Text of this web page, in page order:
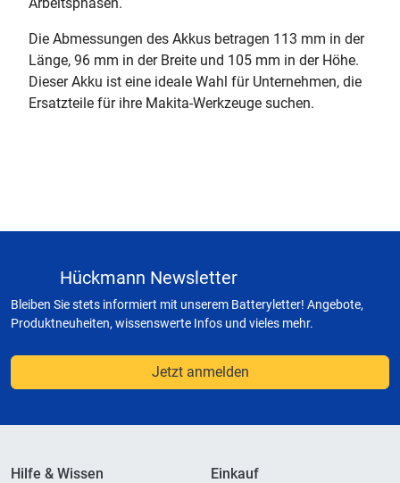
Die Abmessungen des Akkus betragen 113 mm in der
Länge, 96 mm in der Breite und 105 mm in der Höhe.
Dieser Akku ist eine ideale Wahl für Unternehmen, die
Ersatzteile für ihre Makita-Werkzeuge suchen.
Hückmann Newsletter
Bleiben Sie stets informiert mit unserem Batteryletter! Angebote,
Produktneuheiten, wissenswerte Infos und vieles mehr.
Jetzt anmelden
Hilfe & Wissen Einkauf